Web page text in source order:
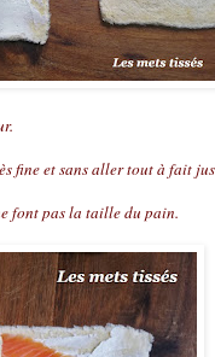
fine et sans aller tout à fait
font pas la taille du pain.